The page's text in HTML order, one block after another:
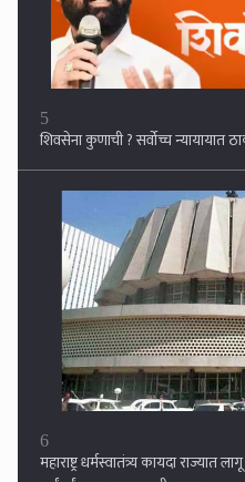
शिवसेना कुणाची ? सर्वोच्च
महाराष्ट्र धर्मस्वातंत्र्य कायदा
वर्षांपर्यंतच्या कारावासाची तरतूद